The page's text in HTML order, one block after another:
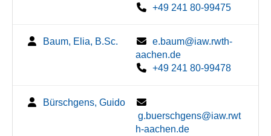
+49 241 80-99475
Baum, Elia, B.Sc.
e.baum@iaw.rwth-
aachen.de
+49 241 80-99478
Bürschgens, Guido
g.buerschgens@iaw.rwt
h-aachen.de